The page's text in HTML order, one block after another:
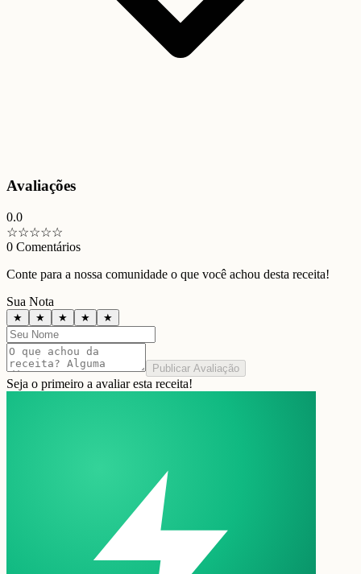
Avaliações
0.0
☆☆☆☆☆
0 Comentários
Conte para a nossa comunidade o que você achou desta receita!
Sua Nota
★ ★ ★ ★ ★
Publicar Avaliação
Seja o primeiro a avaliar esta receita!